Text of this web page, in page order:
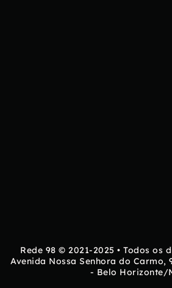
Rede 98 © 2021-2025 • Todos os
Avenida Nossa Senhora do Carmo,
- Belo Horizonte/